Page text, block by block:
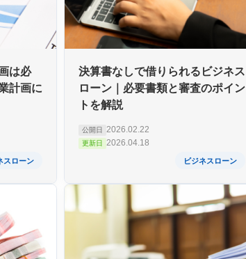
は必
計画に
スローン
決算書なしで借りられるビジネス
ローン｜必要書類と審査のポイン
トを解説
公開日 2026.02.22
更新日 2026.04.18
ビジネスローン